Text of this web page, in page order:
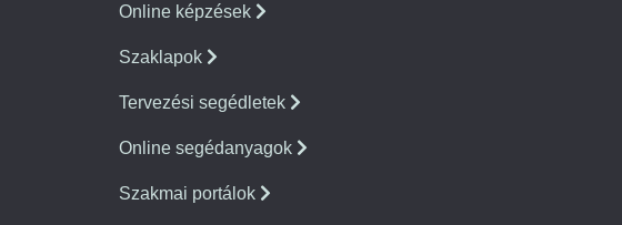
Online képzések
Szaklapok
Tervezési segédletek
Online segédanyagok
Szakmai portálok